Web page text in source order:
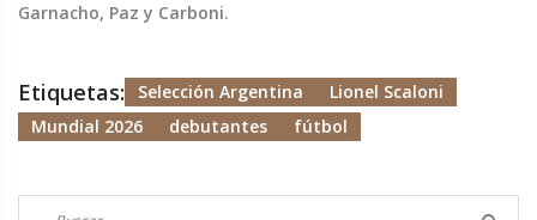
Garnacho, Paz y Carboni.
Etiquetas: Selección Argentina
Lionel Scaloni
Mundial 2026
debutantes fútbol